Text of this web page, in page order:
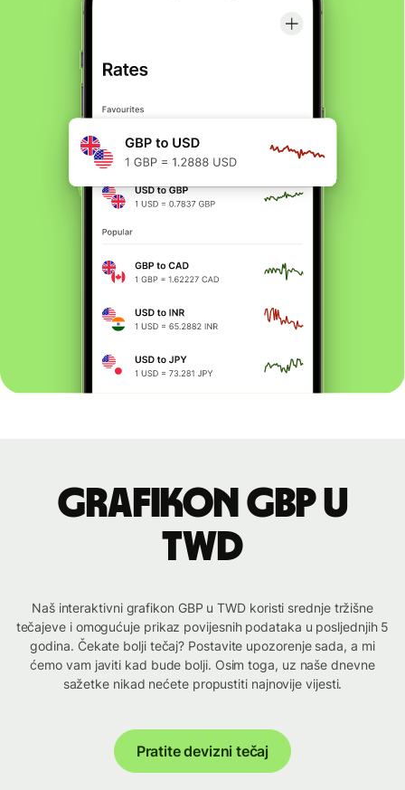
Grafikon GBP u
TWD
Naš interaktivni grafikon GBP u TWD koristi srednje tržišne
tečajeve i omogućuje prikaz povijesnih podataka u posljednjih 5
godina. Čekate bolji tečaj? Postavite upozorenje sada, a mi
ćemo vam javiti kad bude bolji. Osim toga, uz naše dnevne
sažetke nikad nećete propustiti najnovije vijesti.
Pratite devizni tečaj